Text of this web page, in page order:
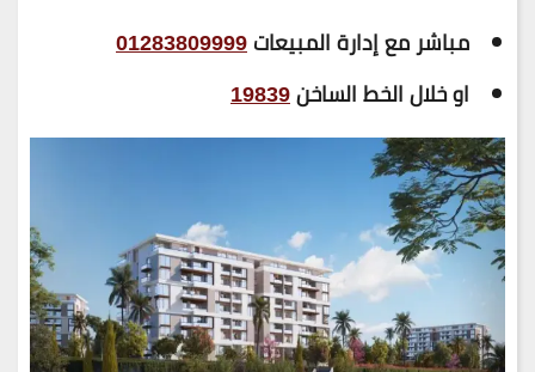
مباشر مع إدارة المبيعات01283809999
او خلال الخط الساخن19839